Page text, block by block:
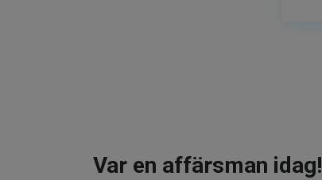
Var en affärsman idag!